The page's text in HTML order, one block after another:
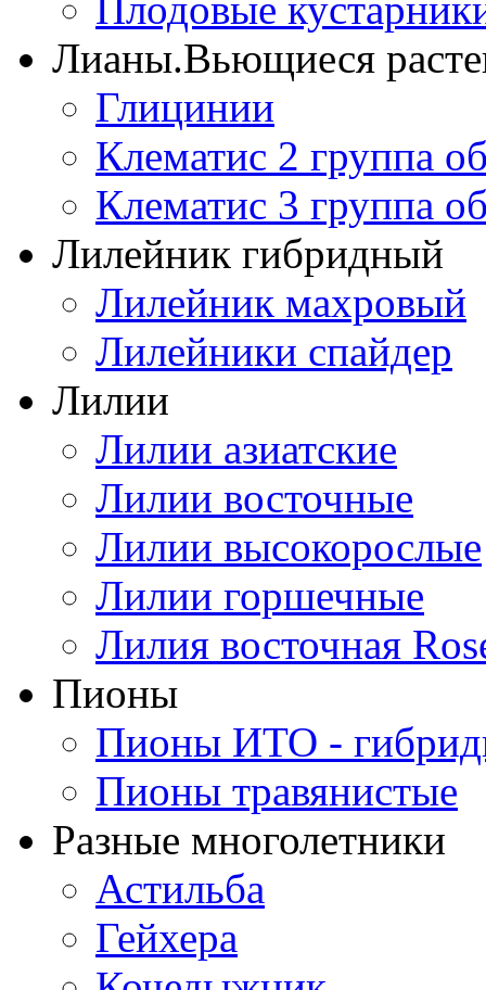
Лианы.Вьющиеся
Глицинии
Клематис 2 группа
Клематис 3 группа
Лилейник гибридный
Лилейник махровый
Лилейники спайдер
Лилии
Лилии азиатские
Лилии восточные
Лилии высокорослые
Лилии горшечные
Лилия восточная
Пионы
Пионы ИТО -
Пионы травянистые
Разные многолетники
Астильба
Гейхера